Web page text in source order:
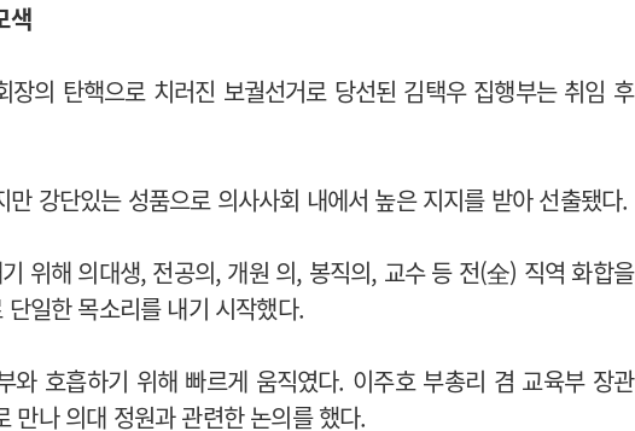
색
의 탄핵으로 치러진 보궐선거로 당선된 김택우 집행부는 취임 후
강단있는 성품으로 의사사회 내에서 높은 지지를 받아 선출됐다.
위해 의대생, 전공의, 개원 의, 봉직의, 교수 등 전(全) 직역 화합을
일한 목소리를 내기 시작했다.
와 호흡하기 위해 빠르게 움직였다. 이주호 부총리 겸 교육부 장관
만나 의대 정원과 관련한 논의를 했다.